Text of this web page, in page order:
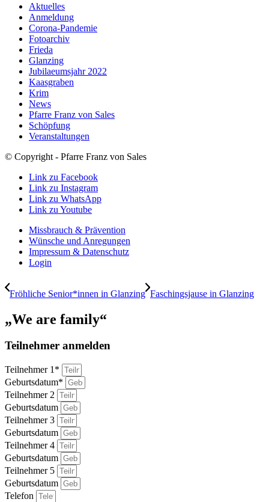
Aktuelles
Anmeldung
Corona-Pandemie
Fotoarchiv
Frieda
Glanzing
Jubilaeumsjahr 2022
Kaasgraben
Krim
News
Pfarre Franz von Sales
Schöpfung
Veranstaltungen
© Copyright - Pfarre Franz von Sales
Link zu Facebook
Link zu Instagram
Link zu WhatsApp
Link zu Youtube
Missbrauch & Prävention
Wünsche und Anregungen
Impressum & Datenschutz
Login
Fröhliche Senior*innen in Glanzing Faschingsjause in Glanzing
„We are family“
Teilnehmer anmelden
Teilnehmer 1*
Geburtsdatum*
Teilnehmer 2
Geburtsdatum
Teilnehmer 3
Geburtsdatum
Teilnehmer 4
Geburtsdatum
Teilnehmer 5
Geburtsdatum
Telefon